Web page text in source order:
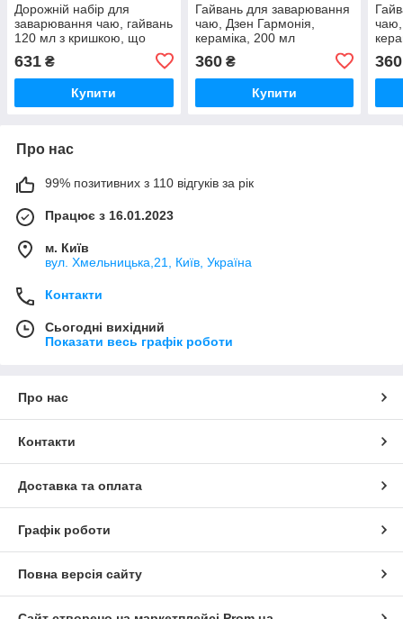
Дорожній набір для
заварювання чаю, гайвань
120 мл з кришкою, що
левітує, 2 піали по 50 мл і
чайний рушник в сумочці,
кераміка
631 ₴
Купити
Гайвань для заварювання
чаю, Дзен Гармонія,
кераміка, 200 мл
360₴
Купити
чаю,
360
Про нас
99% позитивних з 110 відгуків за рік
Працює з 16.01.2023
м. Київ
вул. Хмельницька,21, Київ, Україна
Контакти
Сьогодні вихідний
Показати весь графік роботи
Про нас
Контакти
Доставка та оплата
Графік роботи
Повна версія сайту